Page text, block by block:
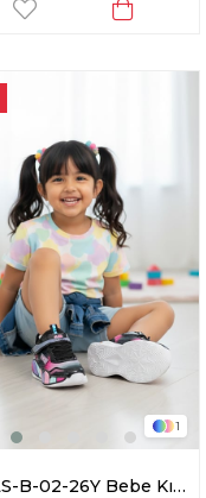
1
Elit LS-B-02-26Y Bebe Kız Çocuk Yürüyüş Ayakkabısı Siyah - Lila